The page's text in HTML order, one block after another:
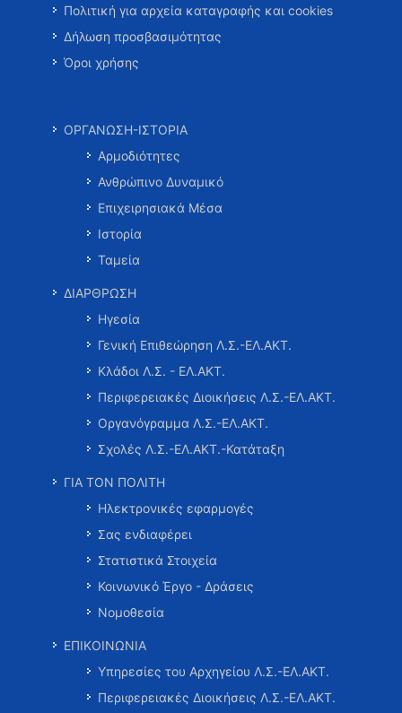
Πολιτική για αρχεία καταγραφής και cookies
Δήλωση προσβασιμότητας
Όροι χρήσης
ΟΡΓΑΝΩΣΗ-ΙΣΤΟΡΙΑ
Αρμοδιότητες
Ανθρώπινο Δυναμικό
Επιχειρησιακά Μέσα
Ιστορία
Ταμεία
ΔΙΑΡΘΡΩΣΗ
Ηγεσία
Γενική Επιθεώρηση Λ.Σ.-ΕΛ.ΑΚΤ.
Κλάδοι Λ.Σ. - ΕΛ.ΑΚΤ.
Περιφερειακές Διοικήσεις Λ.Σ.-ΕΛ.ΑΚΤ.
Οργανόγραμμα Λ.Σ.-ΕΛ.ΑΚΤ.
Σχολές Λ.Σ.-ΕΛ.ΑΚΤ.-Κατάταξη
ΓΙΑ ΤΟΝ ΠΟΛΙΤΗ
Ηλεκτρονικές εφαρμογές
Σας ενδιαφέρει
Στατιστικά Στοιχεία
Κοινωνικό Έργο - Δράσεις
Νομοθεσία
ΕΠΙΚΟΙΝΩΝΙΑ
Υπηρεσίες του Αρχηγείου Λ.Σ.-ΕΛ.ΑΚΤ.
Περιφερειακές Διοικήσεις Λ.Σ.-ΕΛ.ΑΚΤ.